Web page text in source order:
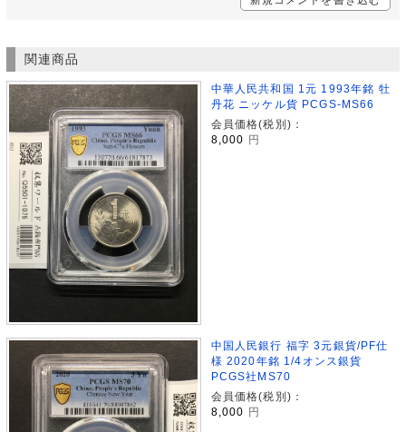
関連商品
中華人民共和国 1元 1993年銘 牡
丹花 ニッケル貨 PCGS-MS66
会員価格(税別)：
8,000
円
中国人民銀行 福字 3元銀貨/PF仕
様 2020年銘 1/4オンス銀貨
PCGS社MS70
会員価格(税別)：
8,000 円